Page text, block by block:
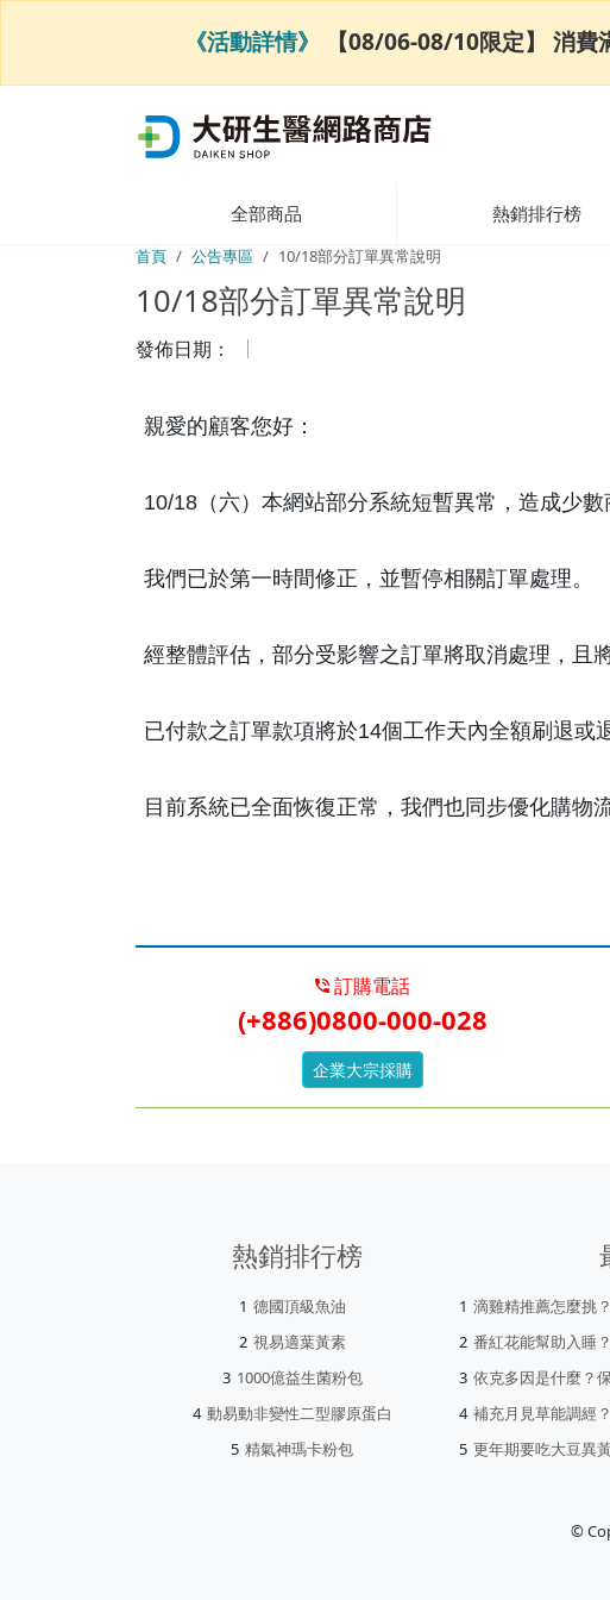
全部商品 熱銷排行榜
首頁 公告專區 10/18部分訂單異常說明
10/18部分訂單異常說明
發佈日期：
親愛的顧客您好：
10/18（六）本網站部分系統短暫異常，造成少數
我們已於第一時間修正，並暫停相關訂單處理。
經整體評估，部分受影響之訂單將取消處理，且
已付款之訂單款項將於14個工作天內全額刷退或
目前系統已全面恢復正常，我們也同步優化購物
訂購電話
(+886)0800-000-028
企業大宗採購
熱銷排行榜
德國頂級魚油
視易適葉黃素
1000億益生菌粉包
動易動非變性二型膠原蛋白
精氣神瑪卡粉包
滴雞精推薦怎麼挑
番紅花能幫助入睡
依克多因是什麼？
補充月見草能調經
更年期要吃大豆異
©
《活動詳情》 【08/06-08/10限定】 消費